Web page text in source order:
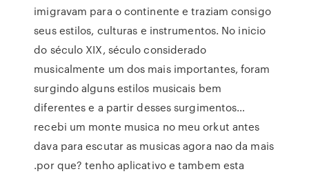
imigravam para o continente e traziam consigo
seus estilos, culturas e instrumentos. No inicio
do século XIX, século considerado
musicalmente um dos mais importantes, foram
surgindo alguns estilos musicais bem
diferentes e a partir desses surgimentos…
recebi um monte musica no meu orkut antes
dava para escutar as musicas agora nao da mais
.por que? tenho aplicativo e tambem esta